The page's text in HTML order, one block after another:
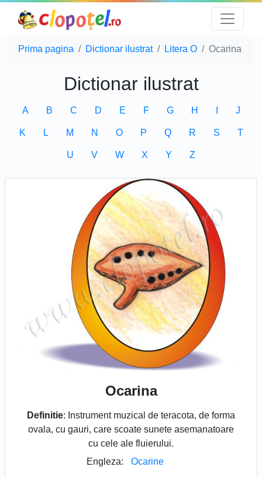
Prima pagina Dictionar ilustrat Litera O Ocarina
Dictionar ilustrat
A B C D E F G H J
K L M N O P Q R S T
U V W X Y Z
Ocarina
Definitie: Instrument muzical de teracota, de forma
ovala, cu gauri, care scoate sunete asemanatoare
cu cele ale fluierului.
Engleza:
Ocarine